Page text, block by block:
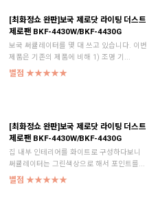
[최화정쇼 완판]보국 제로닷 라이팅 더스트
제로팬 BKF-4430W/BKF-4430G
보국 써큘레이터를 몇 대 쓰고 있습니다. 이번
제품은 기존의 제품에 비해 1) 조명 기...
별점 ★★★★★
[최화정쇼 완판]보국 제로닷 라이팅 더스트
제로팬 BKF-4430W/BKF-4430G
집 내부 인테리어를 화이트로 구성하다보니
써큘레이터는 그린색상으로 해서 포인트를...
별점 ★★★★★